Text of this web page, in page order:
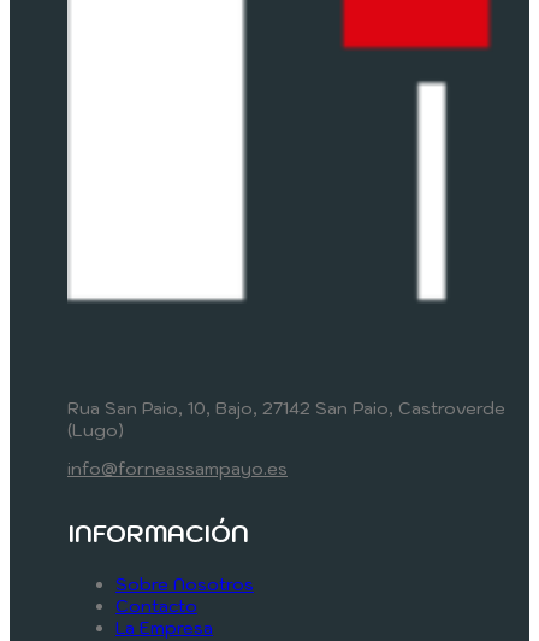
Rua San Paio, 10, Bajo, 27142 San Paio, Castroverde
(Lugo)
info@forneassampayo.es
INFORMACIÓN
Sobre Nosotros
Contacto
La Empresa